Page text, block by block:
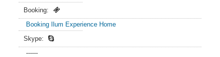
Booking:
Booking Ilum Experience Home
Skype:
------